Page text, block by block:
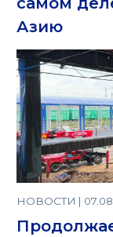
Азию
НОВОСТИ |